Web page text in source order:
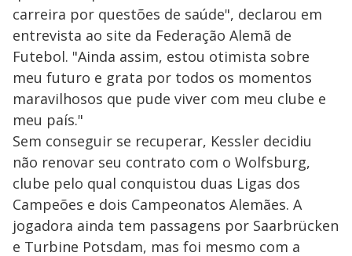
carreira por questões de saúde", declarou em
entrevista ao site da Federação Alemã de
Futebol. "Ainda assim, estou otimista sobre
meu futuro e grata por todos os momentos
maravilhosos que pude viver com meu clube e
meu país."
Sem conseguir se recuperar, Kessler decidiu
não renovar seu contrato com o Wolfsburg,
clube pelo qual conquistou duas Ligas dos
Campeões e dois Campeonatos Alemães. A
jogadora ainda tem passagens por Saarbrücken
e Turbine Potsdam, mas foi mesmo com a